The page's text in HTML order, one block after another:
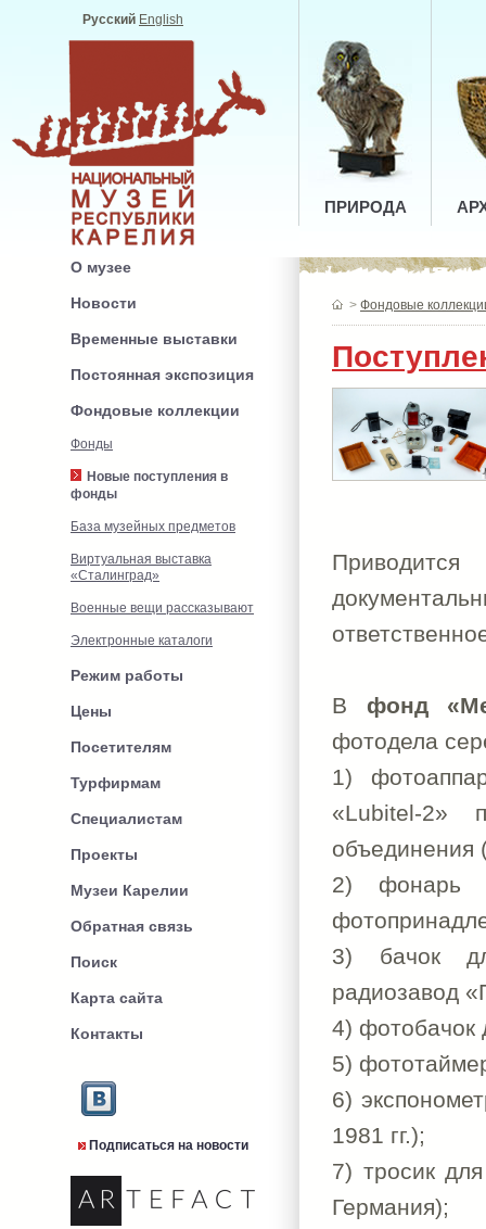
Русский English
ПРИРОДА
О музее
Новости
Временные выставки
Постоянная экспозиция
Фондовые коллекции
Фонды
Новые поступления в
фонды
База музейных предметов
Виртуальная выставка
«Сталинград»
Военные вещи рассказывают
Электронные каталоги
Режим работы
Цены
Посетителям
Турфирмам
Специалистам
Проекты
Музеи Карелии
Обратная связь
Поиск
Карта сайта
Контакты
Подписаться на новости
> Фондовые
В фонд
фотодела
1)
«Lubitel-2»
объединения
2) фонарь
3) бачок
радиозавод
4) фотобачок
5)
6)
1981 гг.);
7) тросик
Германия);